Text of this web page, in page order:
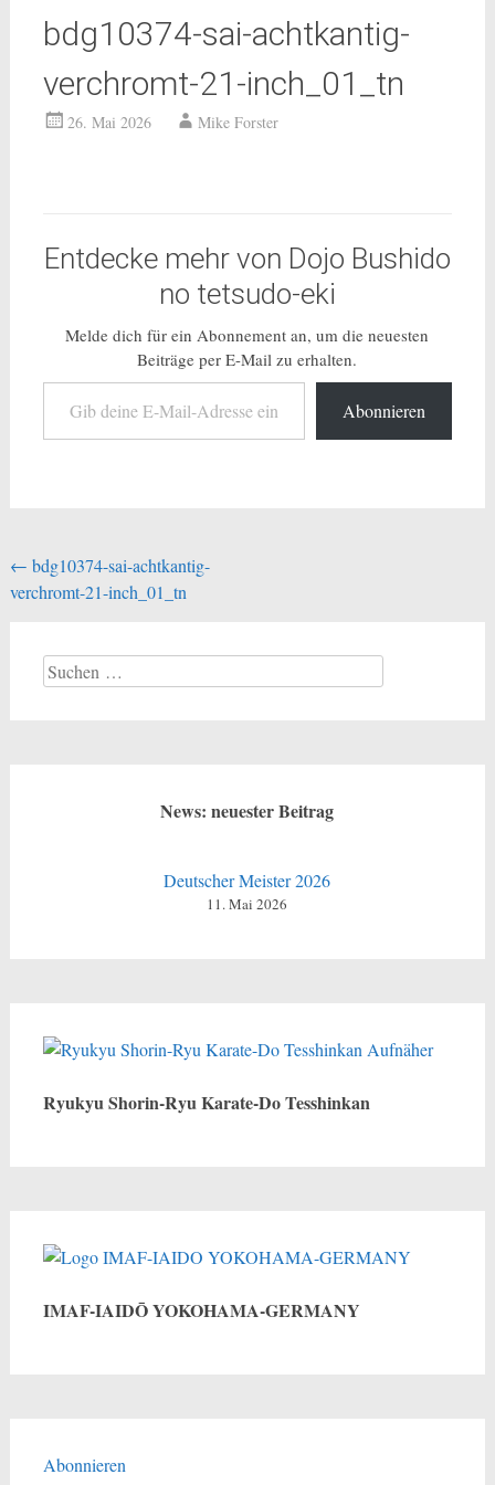
bdg10374-sai-achtkantig-
verchromt-21-inch_01_tn
26. Mai 2026 Mike Forster
Entdecke mehr von Dojo Bushido
no tetsudo-eki
Melde dich für ein Abonnement an, um die neuesten
Beiträge per E-Mail zu erhalten.
Gib deine E-Mail-Adresse ein ...
Abonnieren
Beitragsnavigation
← bdg10374-sai-achtkantig-
verchromt-21-inch_01_tn
Suchen
nach:
News: neuester Beitrag
Deutscher Meister 2026
11. Mai 2026
Ryukyu Shorin-Ryu Karate-Do Tesshinkan
IMAF-IAIDŌ YOKOHAMA-GERMANY
Abonnieren